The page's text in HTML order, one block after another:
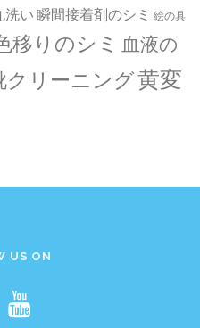
洗い瞬間接着剤のシミ 絵の具
移りのシミ 血液の
クリーニング黄変
US ON